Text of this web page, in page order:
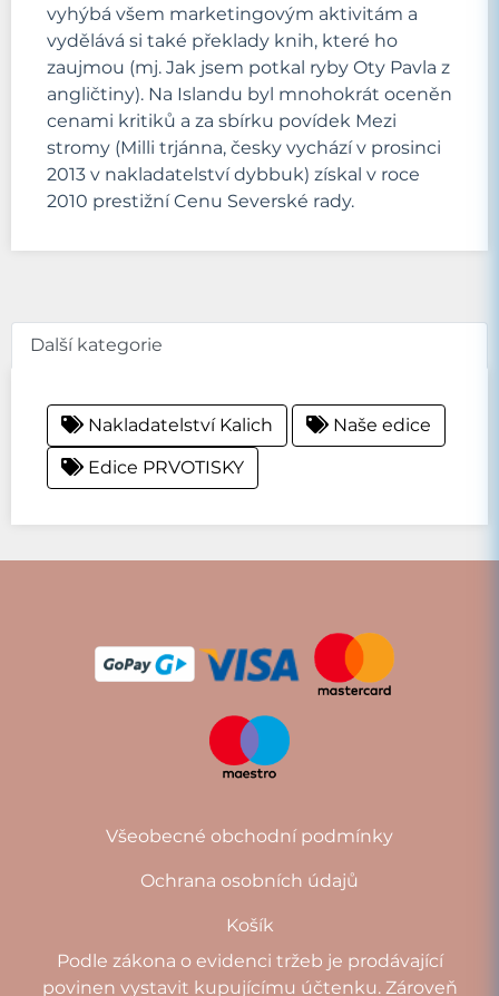
vyhýbá všem marketingovým aktivitám a
vydělává si také překlady knih, které ho
zaujmou (mj. Jak jsem potkal ryby Oty Pavla z
angličtiny). Na Islandu byl mnohokrát oceněn
cenami kritiků a za sbírku povídek Mezi
stromy (Milli trjánna, česky vychází v prosinci
2013 v nakladatelství dybbuk) získal v roce
2010 prestižní Cenu Severské rady.
Další kategorie
Nakladatelství Kalich
Naše edice
Edice PRVOTISKY
Všeobecné obchodní podmínky
Ochrana osobních údajů
Košík
Podle zákona o evidenci tržeb je prodávající
povinen vystavit kupujícímu účtenku. Zároveň